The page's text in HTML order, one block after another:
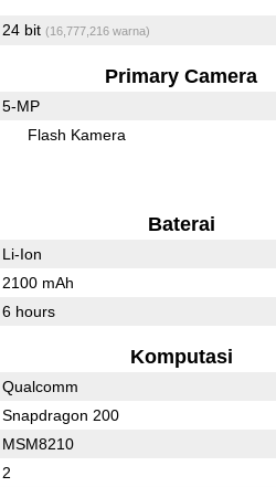
24 bit (16,777,216 warna)
Primary Camera
5-MP
Flash Kamera
Baterai
Li-Ion
2100 mAh
6 hours
Komputasi
Qualcomm
Snapdragon 200
MSM8210
2